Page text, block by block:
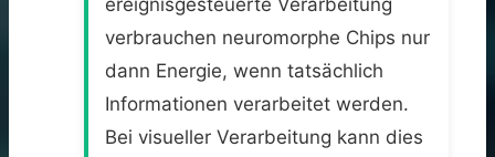
verbrauchen neuromorphe Chips nur
dann Energie, wenn tatsächlich
Informationen verarbeitet werden.
Bei visueller Verarbeitung kann dies